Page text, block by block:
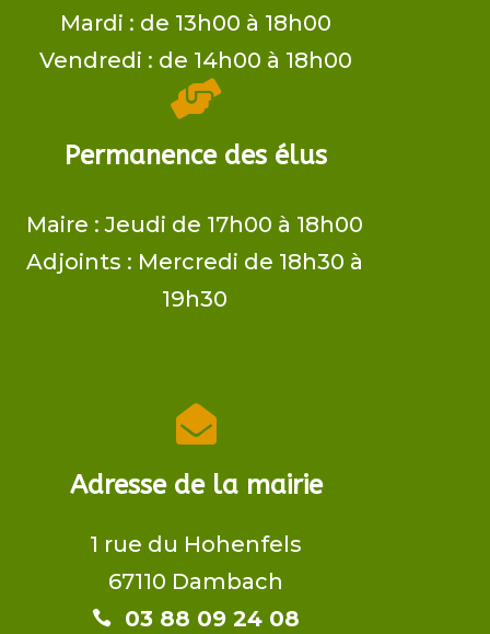
Mardi : de 13h00 à 18h00
Vendredi : de 14h00 à 18h00

Permanence des élus
Maire ​: Jeudi de 17h00 à 18h00
Adjoints​ : Mercredi de 18h30 à
19h30

Adresse de la mairie
1 rue du Hohenfels
67110 Dambach
 03 88 09 24 08​​